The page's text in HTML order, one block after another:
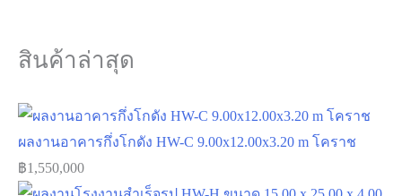
สินค้าล่าสุด
ผลงานอาคารกึ่งโกดัง HW-C 9.00x12.00x3.20 m โคราช
฿1,550,000